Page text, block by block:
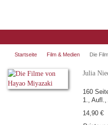
Startseite Film & Medien Die
Julia
160
1., Aufl.,
14,90 €